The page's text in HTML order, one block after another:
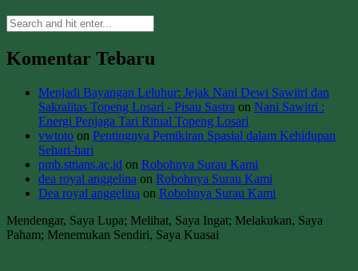
Komentar Tebaru
Menjadi Bayangan Leluhur: Jejak Nani Dewi Sawitri dan
Sakralitas Topeng Losari - Pisau Sastra on Nani Sawitri :
Energi Penjaga Tari Ritual Topeng Losari
vwtoto on Pentingnya Pemikiran Spasial dalam Kehidupan
Sehari-hari
pmb.sttians.ac.id on Robohnya Surau Kami
dea royal anggelina on Robohnya Surau Kami
Dea royal anggelina on Robohnya Surau Kami
Mendengar, Saya Lupa; Melihat, Saya Ingat; Melakukan, Saya
Paham; Menemukan Sendiri, Saya Kuasai